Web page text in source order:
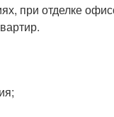
при отделке